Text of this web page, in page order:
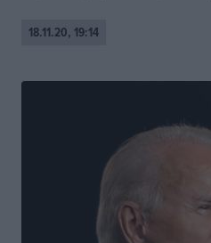
18.11.20, 19:14